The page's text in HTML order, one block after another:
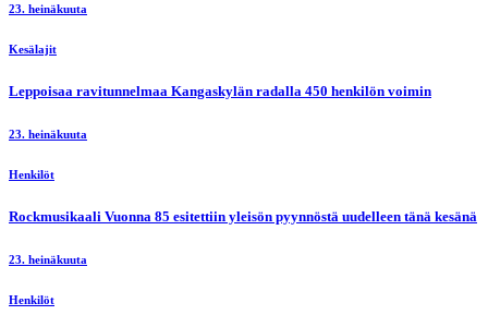
23. heinäkuuta
Kesälajit
Leppoisaa ravitunnelmaa Kangaskylän radalla 450 henkilön voimin
23. heinäkuuta
Henkilöt
Rockmusikaali Vuonna 85 esitettiin yleisön pyynnöstä uudelleen tänä kesänä
23. heinäkuuta
Henkilöt